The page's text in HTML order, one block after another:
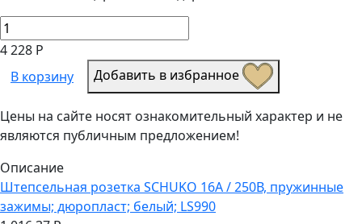
4 228 Р
В корзину
Добавить в избранное
Цены на сайте носят ознакомительный характер и не
являются публичным предложением!
Описание
Штепсельная розетка SCHUKO 16А / 250В, пружинные
зажимы; дюропласт; белый; LS990